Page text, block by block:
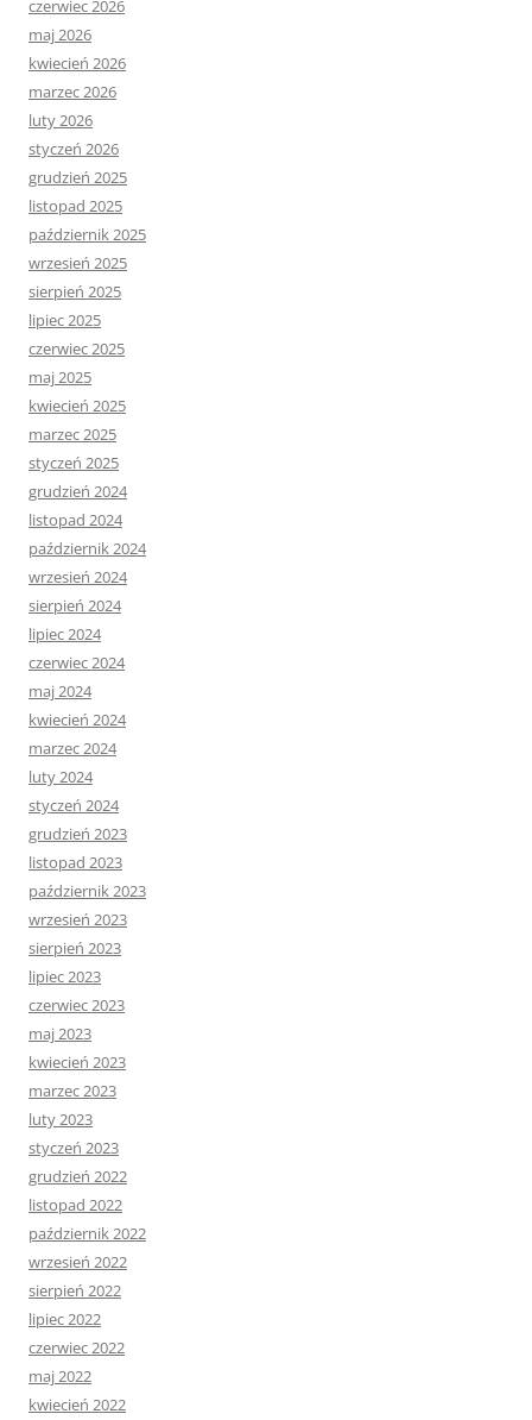
czerwiec 2026
maj 2026
kwiecień 2026
marzec 2026
luty 2026
styczeń 2026
grudzień 2025
listopad 2025
październik 2025
wrzesień 2025
sierpień 2025
lipiec 2025
czerwiec 2025
maj 2025
kwiecień 2025
marzec 2025
styczeń 2025
grudzień 2024
listopad 2024
październik 2024
wrzesień 2024
sierpień 2024
lipiec 2024
czerwiec 2024
maj 2024
kwiecień 2024
marzec 2024
luty 2024
styczeń 2024
grudzień 2023
listopad 2023
październik 2023
wrzesień 2023
sierpień 2023
lipiec 2023
czerwiec 2023
maj 2023
kwiecień 2023
marzec 2023
luty 2023
styczeń 2023
grudzień 2022
listopad 2022
październik 2022
wrzesień 2022
sierpień 2022
lipiec 2022
czerwiec 2022
maj 2022
kwiecień 2022